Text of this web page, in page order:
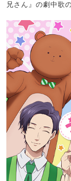
兄さん』の劇中歌